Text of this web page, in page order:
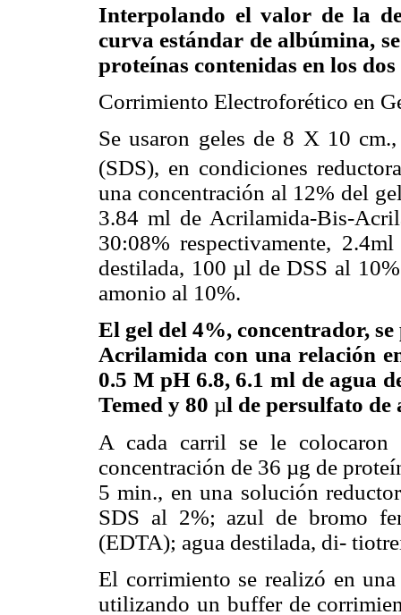
Interpolando el valor de la
curva estándar de albúmina,
proteínas contenidas en los
Corrimiento Electroforético en
Se usaron geles de 8 X 10
(SDS), en condiciones
una concentración al 12% del
3.84 ml de Acrilamida-Bis-
30:08% respectivamente,
destilada, 100 µl de DSS al
amonio al 10%.
El gel del 4%, concentrador,
Acrilamida con una relación
0.5 M pH 6.8, 6.1 ml de agua
Temed y 80 µl de persulfato de
A cada carril se le
concentración de 36 µg de
5 min., en una solución
SDS al 2%; azul de bromo
(EDTA); agua destilada, di-
El corrimiento se realizó en
utilizando un buffer de